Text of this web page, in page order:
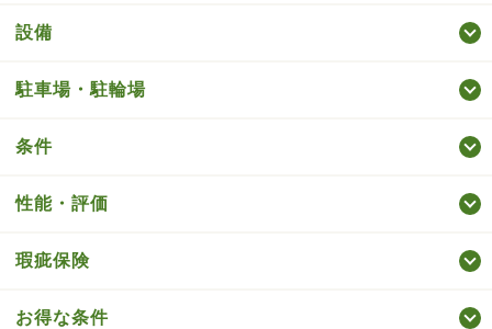
設備
駐車場・駐輪場
条件
性能・評価
瑕疵保険
お得な条件